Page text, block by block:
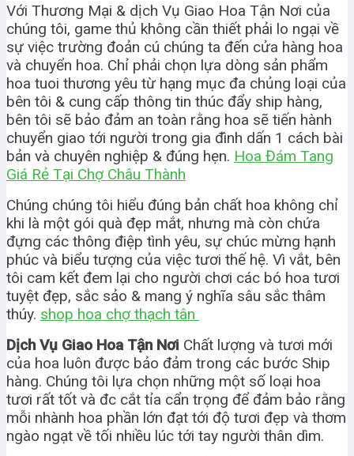
Với Thương Mại & dịch Vụ Giao Hoa Tận Nơi của
chúng tôi, game thủ không cần thiết phải lo ngại về
sự việc trường đoản cú chúng ta đến cửa hàng hoa
và chuyển hoa. Chỉ phải chọn lựa dòng sản phẩm
hoa tuoi thương yêu từ hạng mục đa chủng loại của
bên tôi & cung cấp thông tin thúc đẩy ship hàng,
bên tôi sẽ bảo đảm an toàn rằng hoa sẽ tiến hành
chuyển giao tới người trong gia đình dấn 1 cách bài
bản và chuyên nghiệp & đúng hẹn. Hoa Đám Tang
Giá Rẻ Tại Chợ Châu Thành
Chúng chúng tôi hiểu đúng bản chất hoa không chỉ
khi là một gói quà đẹp mắt, nhưng mà còn chứa
đựng các thông điệp tình yêu, sự chúc mừng hạnh
phúc và biểu tượng của việc tươi thế hệ. Vì vắt, bên
tôi cam kết đem lại cho người chơi các bó hoa tươi
tuyệt đẹp, sắc sảo & mang ý nghĩa sâu sắc thâm
thúy. shop hoa chợ thạch tân
Dịch Vụ Giao Hoa Tận Nơi Chất lượng và tươi mới
của hoa luôn được bảo đảm trong các bước Ship
hàng. Chúng tôi lựa chọn những một số loại hoa
tươi rất tốt và đc cắt tỉa cẩn trọng để đảm bảo rằng
mỗi nhành hoa phần lớn đạt tới độ tươi đẹp và thơm
ngào ngạt về tối nhiều lúc tới tay người thân dìm.